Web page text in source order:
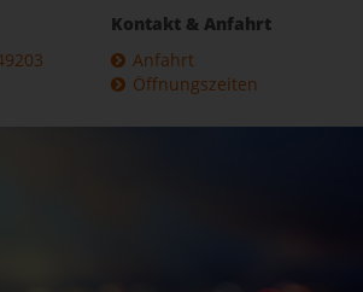
Kontakt & Anfahrt
Anfahrt
Öffnungszeiten